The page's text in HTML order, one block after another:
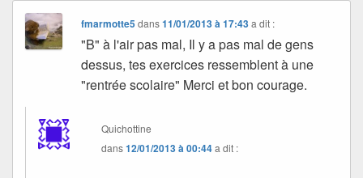
fmarmotte5dans11/01/2013 à 17:43 a dit :
"B" à l'air pas mal, Il y a pas mal de gens
dessus, tes exercices ressemblent à une
"rentrée scolaire" Merci et bon courage.
Quichottine
dans12/01/2013 à 00:44a dit :